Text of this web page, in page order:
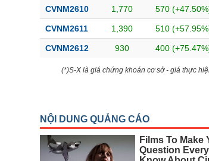
CVNM2610 1,770 570
CVNM2611 1,390 510
CVNM2612 930 400
(*)S-X là giá chứng khoán cơ sở - giá thực